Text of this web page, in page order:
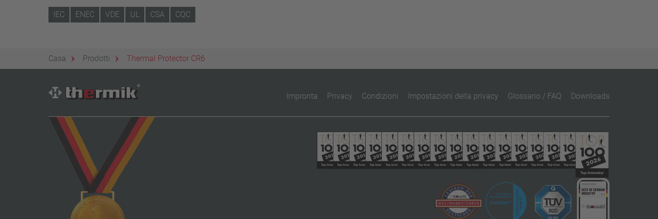
IEC ENEC VDE UL CSA CQC
Casa Prodotti Thermal Protector CR6
Impronta Privacy Condizioni Impostazioni della privacy Glossario / FAQ Downloads